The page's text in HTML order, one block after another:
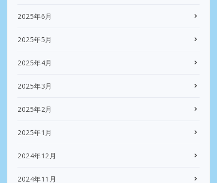
2025年6月
2025年5月
2025年4月
2025年3月
2025年2月
2025年1月
2024年12月
2024年11月